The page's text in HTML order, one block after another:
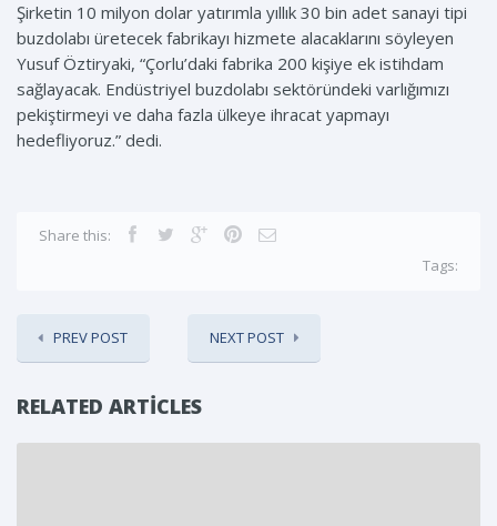
Şirketin 10 milyon dolar yatırımla yıllık 30 bin adet sanayi tipi
buzdolabı üretecek fabrikayı hizmete alacaklarını söyleyen
Yusuf Öztiryaki, “Çorlu’daki fabrika 200 kişiye ek istihdam
sağlayacak. Endüstriyel buzdolabı sektöründeki varlığımızı
pekiştirmeyi ve daha fazla ülkeye ihracat yapmayı
hedefliyoruz.” dedi.
Share this:
Tags:
PREV POST NEXT POST
RELATED ARTICLES